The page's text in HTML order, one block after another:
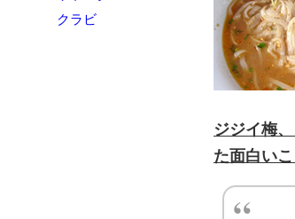
クラビ
ジジイ梅
た面白い